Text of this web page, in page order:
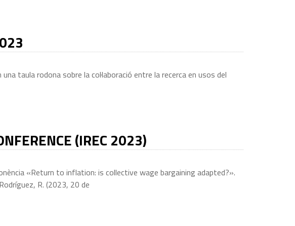
taula rodona sobre la col·laboració entre la recerca en usos del
(IREC 2023)
«Return to inflation: is collective wage bargaining adapted?».
R. (2023, 20 de